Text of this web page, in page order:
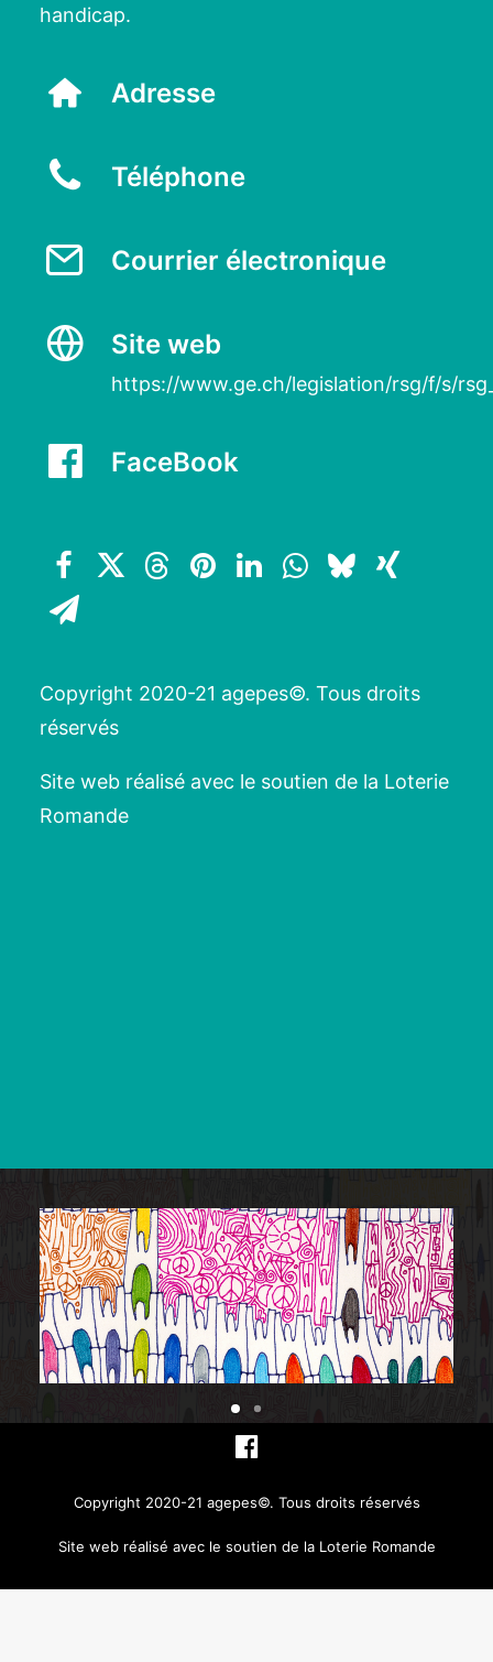
handicap.
Adresse
Téléphone
Courrier électronique
Site web
https://www.ge.ch/legislation/rsg/f/s/
FaceBook
Copyright 2020-21 agepes©. Tous droits
réservés
Site web réalisé avec le soutien de la Loterie
Romande
Copyright 2020-21 agepes©. Tous droits réservés
Site web réalisé avec le soutien de la Loterie Romande